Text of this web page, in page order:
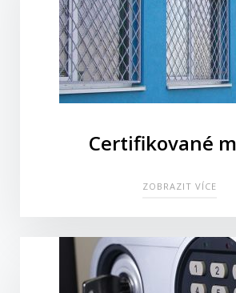
Certifikované
ZOBRAZIT VÍCE